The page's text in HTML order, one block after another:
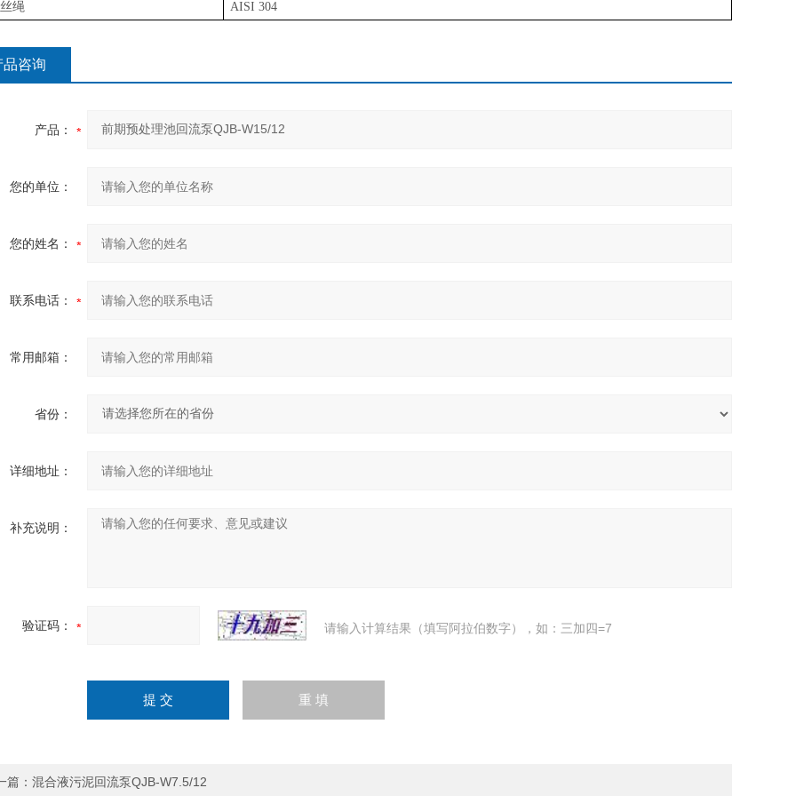
绳 AISI 304
品咨询
产品：
您的单位：
您的姓名：
联系电话：
常用邮箱：
省份：
详细地址：
补充说明：
验证码： 请输入计算结果（填写阿拉伯数字），如：三加四=7
篇： 混合液污泥回流泵QJB-W7.5/12